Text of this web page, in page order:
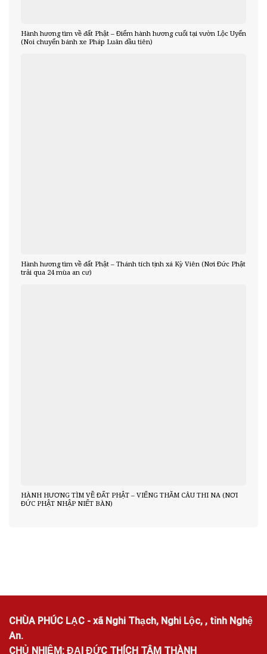
Hành hương tìm về đất Phật – Điểm hành hương cuối tại vườn Lộc Uyển
(Noi chuyển bánh xe Pháp Luân đầu tiên)
Hành hương tìm về đất Phật – Thánh tích tịnh xá Kỳ Viên (Nơi Đức Phật
trải qua 24 mùa an cư)
HÀNH HƯƠNG TÌM VỀ ĐẤT PHẬT – VIẾNG THĂM CÂU THI NA (NƠI
ĐỨC PHẬT NHẬP NIẾT BÀN)
CHÙA PHÚC LẠC - xã Nghi Thạch, Nghi Lộc, , tỉnh Nghệ
An.
CHỦ NHIỆM: ĐẠI ĐỨC THÍCH TÂM THÀNH